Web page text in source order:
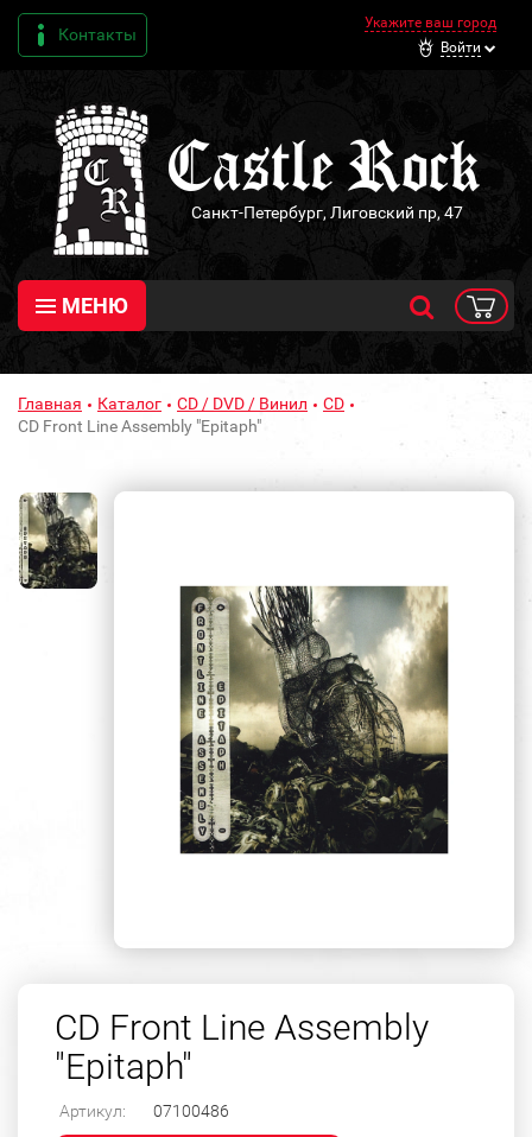
Контакты
Укажите ваш город
Войти
Санкт-Петербург, Лиговский пр, 47
МЕНЮ
Главная Каталог CD / DVD / Винил
CD
CD Front Line Assembly "Epitaph"
CD Front Line Assembly
"Epitaph"
Артикул: 07100486